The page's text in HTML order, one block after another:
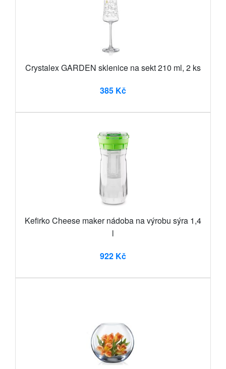
Crystalex GARDEN sklenice na sekt 210 ml, 2 ks
385 Kč
Kefirko Cheese maker nádoba na výrobu sýra 1,4
l
922 Kč